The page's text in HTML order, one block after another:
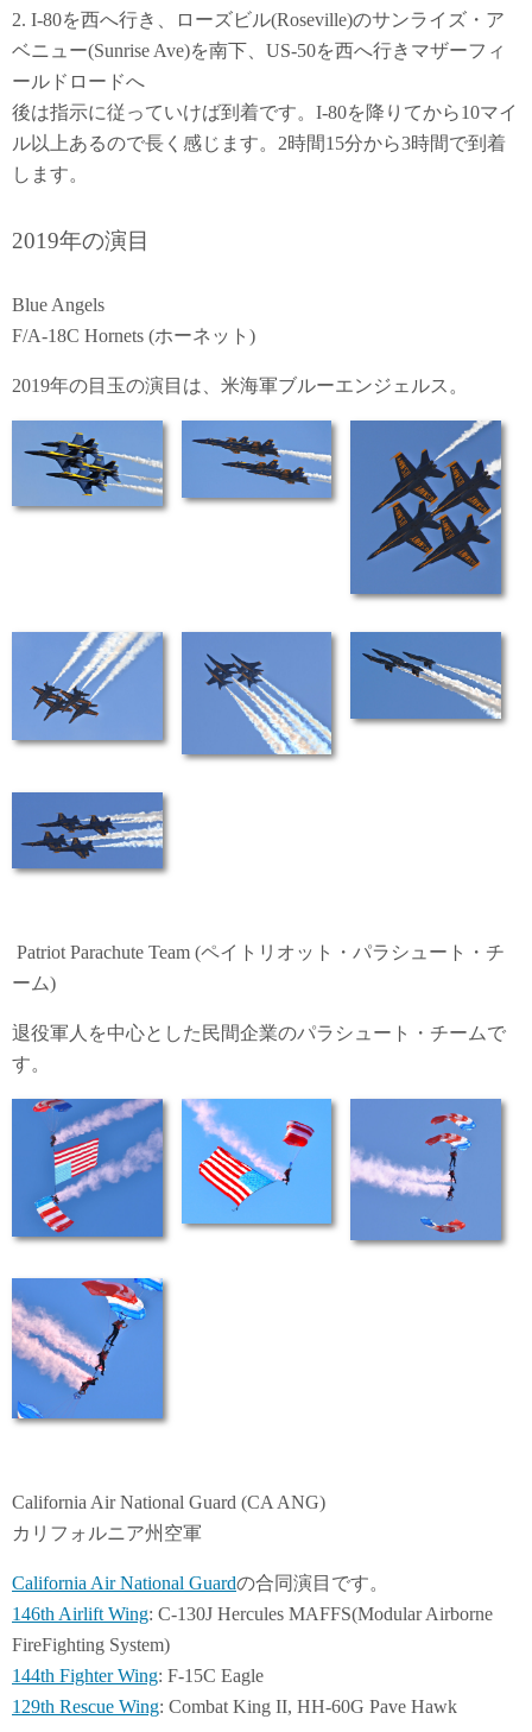
2. I-80を西へ行き、ローズビル(Roseville)のサンライズ・ア
ベニュー(Sunrise Ave)を南下、US-50を西へ行きマザーフィ
ールドロードへ
後は指示に従っていけば到着です。I-80を降りてから10マイ
ル以上あるので長く感じます。2時間15分から3時間で到着
します。
2019年の演目
Blue Angels
F/A-18C Hornets (ホーネット)
2019年の目玉の演目は、米海軍ブルーエンジェルス。
Patriot Parachute Team (ペイトリオット・パラシュート・チ
ーム)
退役軍人を中心とした民間企業のパラシュート・チームで
す。
California Air National Guard (CA ANG)
カリフォルニア州空軍
California Air National Guardの合同演目です。
146th Airlift Wing: C-130J Hercules MAFFS(Modular Airborne
FireFighting System)
144th Fighter Wing: F-15C Eagle
129th Rescue Wing: Combat King II, HH-60G Pave Hawk